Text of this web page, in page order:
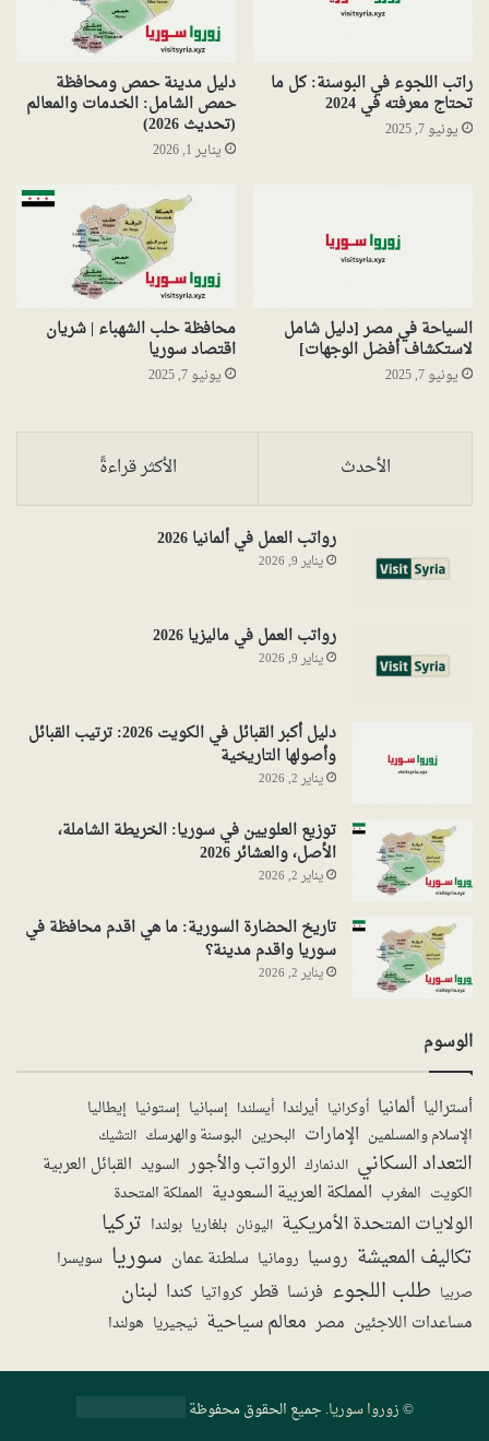
راتب اللجوء في البوسنة: كل ما
تحتاج معرفته في 2024
يونيو 7, 2025
دليل مدينة حمص ومحافظة
حمص الشامل: الخدمات والمعالم
(تحديث 2026)
يناير 1, 2026
السياحة في مصر [دليل شامل
لاستكشاف أفضل الوجهات]
يونيو 7, 2025
محافظة حلب الشهباء | شريان
اقتصاد سوريا
يونيو 7, 2025
الأحدث الأكثر قراءةً
رواتب العمل في ألمانيا 2026
يناير 9, 2026
رواتب العمل في ماليزيا 2026
يناير 9, 2026
دليل أكبر القبائل في الكويت 2026: ترتيب القبائل
وأصولها التاريخية
يناير 2, 2026
توزيع العلويين في سوريا: الخريطة الشاملة،
الأصل، والعشائر 2026
يناير 2, 2026
تاريخ الحضارة السورية: ما هي اقدم محافظة في
سوريا واقدم مدينة؟
يناير 2, 2026
الوسوم
أستراليا ألمانيا أوكرانيا أيرلندا أيسلندا إسبانيا إستونيا إيطاليا
الإسلام والمسلمين الإمارات البحرين البوسنة والهرسك التشيك
التعداد السكاني الدنمارك الرواتب والأجور السويد القبائل العربية
الكويت المغرب المملكة العربية السعودية المملكة المتحدة
الولايات المتحدة الأمريكية اليونان بلغاريا بولندا تركيا
تكاليف المعيشة روسيا رومانيا سلطنة عمان سوريا سويسرا
صربيا طلب اللجوء فرنسا قطر كرواتيا كندا لبنان
مساعدات اللاجئين مصر معالم سياحية نيجيريا هولندا
©زوروا سوريا. جميع الحقوق محفوظة